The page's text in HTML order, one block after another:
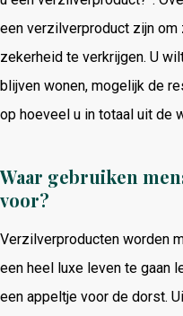
een verzilverproduct zijn
zekerheid te verkrijgen. U
blijven wonen, mogelijk de
op hoeveel u in totaal uit de
Waar gebruiken
voor?
Verzilverproducten worden
een heel luxe leven te gaan
een appeltje voor de dorst.